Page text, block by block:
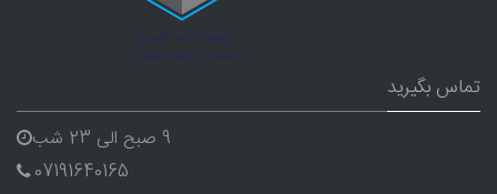
تماس بگیرید
9 صبح الی 23 شب
07191640165